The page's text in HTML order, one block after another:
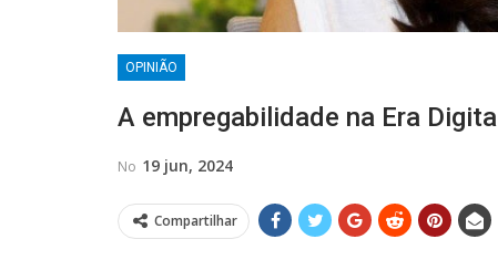
OPINIÃO
A empregabilidade na Era Digital
No 19 jun, 2024
Compartilhar